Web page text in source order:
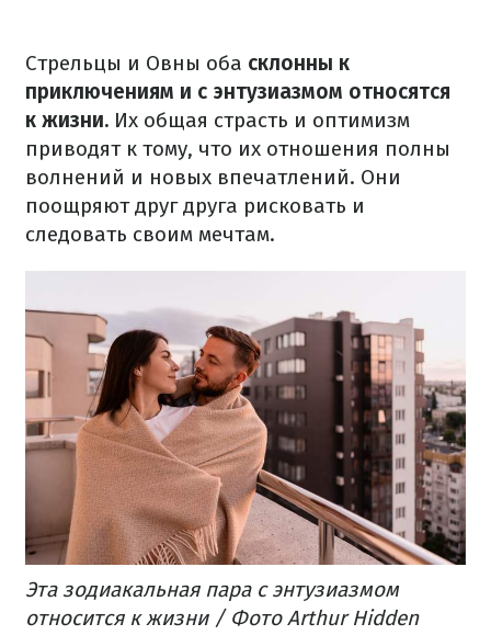
Стрельцы и Овны оба склонны к
приключениям и с энтузиазмом относятся
к жизни. Их общая страсть и оптимизм
приводят к тому, что их отношения полны
волнений и новых впечатлений. Они
поощряют друг друга рисковать и
следовать своим мечтам.
Эта зодиакальная пара с энтузиазмом
относится к жизни / Фото Arthur Hidden